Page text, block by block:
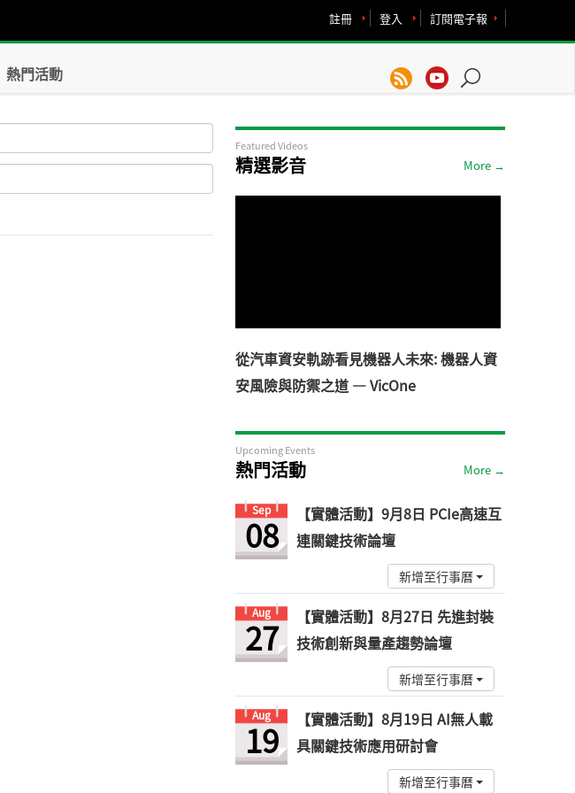
訂閱電子報
登入
註冊
熱門活動
Featured Videos
精選影音 More →
從汽車資安軌跡看見機器人未來: 機器人資
安風險與防禦之道 — VicOne
Upcoming Events
熱門活動 More →
Sep
08
【實體活動】9月8日 PCIe高速互
連關鍵技術論壇
新增至行事曆
Aug
27
【實體活動】8月27日 先進封裝
技術創新與量產趨勢論壇
新增至行事曆
Aug
19
【實體活動】8月19日 AI無人載
具關鍵技術應用研討會
新增至行事曆